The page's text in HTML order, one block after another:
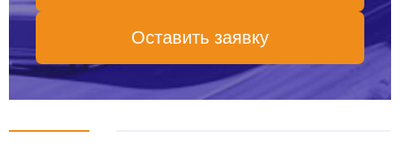
Оставить заявку